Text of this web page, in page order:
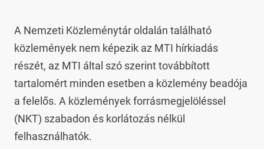
A Nemzeti Közleménytár oldalán található
közlemények nem képezik az MTI hírkiadás
részét, az MTI által szó szerint továbbított
tartalomért minden esetben a közlemény beadója
a felelős. A közlemények forrásmegjelöléssel
(NKT) szabadon és korlátozás nélkül
felhasználhatók.